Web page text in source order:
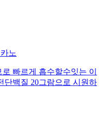
노
빠르게 흡수할수잇는 이
단백질 20그람으로 시원하